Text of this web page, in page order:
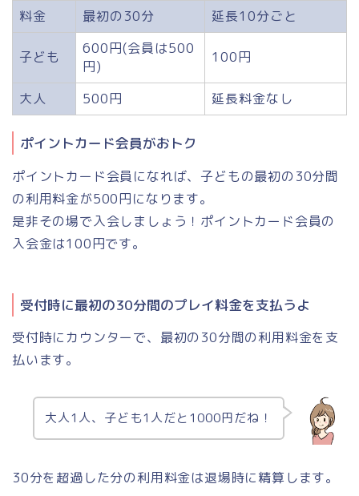
料金 最初の30分 延長10分ごと
子ども
600円(会員は500
円)
100円
大人 500円 延長料金なし
ポイントカード会員がおトク
ポイントカード会員になれば、子どもの最初の30分間
の利用料金が500円になります。
是非その場で入会しましょう！ポイントカード会員の
入会金は100円です。
受付時に最初の30分間のプレイ料金を支払うよ
受付時にカウンターで、最初の30分間の利用料金を支
払います。
大人1人、子ども1人だと1000円だね！
30分を超過した分の利用料金は退場時に精算します。